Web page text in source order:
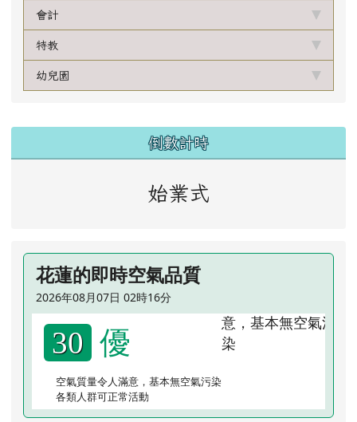
會計
特教
幼兒園
倒數計時
始業式
花蓮的即時空氣品質
2026年08月07日 02時16分
30 優
空氣質量令人滿意，基本無空氣污染
各類人群可正常活動